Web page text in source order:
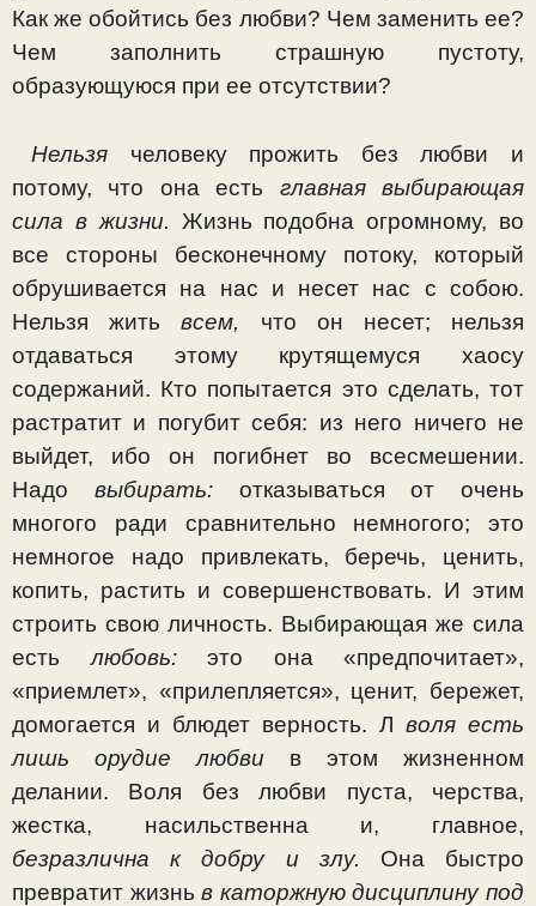
Как же обойтись без любви? Чем заменить ее?
Чем заполнить страшную пустоту,
образующуюся при ее отсутствии?
Нельзя человеку прожить без любви и
потому, что она есть главная выбирающая
сила в жизни. Жизнь подобна огромному, во
все стороны бесконечному потоку, который
обрушивается на нас и несет нас с собою.
Нельзя житьвсем,
что он несет; нельзя
отдаваться этому крутящемуся хаосу
содержаний. Кто попытается это сделать, тот
растра­тит и погубит себя: из него ничего не
выйдет, ибо он погиб­нет во всесмешении.
Надо выбирать:отказываться от очень
многого ради сравнительно немногого; это
немногое надо привлекать, беречь, ценить,
копить, растить и совершенст­вовать. И этим
строить свою личность. Выбирающая же сила
естьлюбовь:это она «предпочитает»,
«приемлет», «прилепляется», ценит, бережет,
домогается и блюдет вер­ность. Л воля есть
лишь орудие любви в этом жизненном
делании. Воля без любви пуста, черства,
жестка, насиль­ственна и, главное,
безразлична к добру и злу. Она быстро
превратит жизньв каторжную дисциплину под